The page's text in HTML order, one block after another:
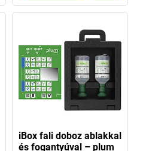
iBox fali doboz ablakkal
és fogantyúval – plum